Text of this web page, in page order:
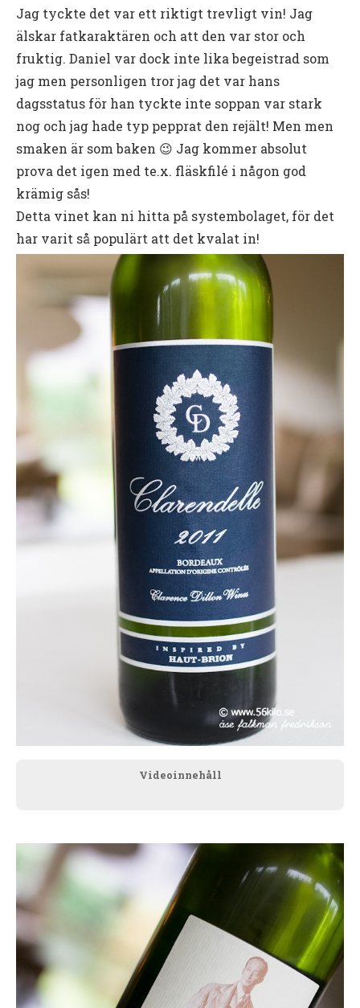
Jag tyckte det var ett riktigt trevligt vin! Jag
älskar fatkaraktären och att den var stor och
fruktig. Daniel var dock inte lika begeistrad som
jag men personligen tror jag det var hans
dagsstatus för han tyckte inte soppan var stark
nog och jag hade typ pepprat den rejält! Men men
smaken är som baken 😉 Jag kommer absolut
prova det igen med te.x. fläskfilé i någon god
krämig sås!
Detta vinet kan ni hitta på systembolaget, för det
har varit så populärt att det kvalat in!
Videoinnehåll